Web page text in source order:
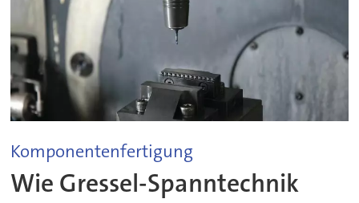
Komponentenfertigung
Wie Gressel-Spanntechnik